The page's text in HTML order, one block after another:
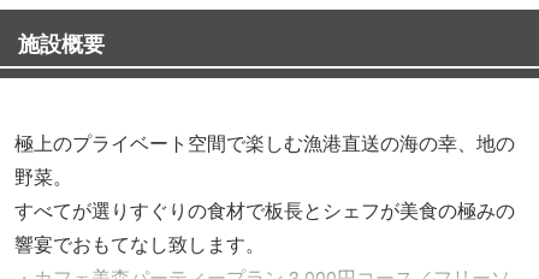
施設概要
極上のプライベート空間で楽しむ漁港直送の海の幸、地の
野菜。
すべてが選りすぐりの食材で板長とシェフが美食の極みの
響宴でおもてなし致します。